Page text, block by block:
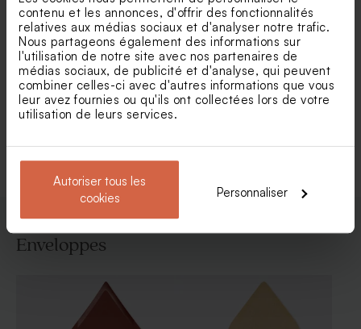
contenu et les annonces, d'offrir des fonctionnalités
relatives aux médias sociaux et d'analyser notre trafic.
Nous partageons également des informations sur
l'utilisation de notre site avec nos partenaires de
médias sociaux, de publicité et d'analyse, qui peuvent
combiner celles-ci avec d'autres informations que vous
leur avez fournies ou qu'ils ont collectées lors de votre
utilisation de leurs services.
Autoriser tous les
cookies
Personnaliser
Faire part mariage pochette
Amour pour toujours (et
fleurs séchées*)
Faire part mariage arche
double volet et dorure
Enveloppes